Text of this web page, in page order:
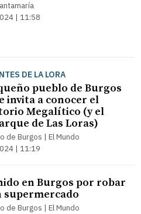
| 11:58
DE LA LORA
pueblo de Burgos
invita a conocer el
Megalítico (y el
de Las Loras)
de Burgos | El Mundo
| 11:19
en Burgos por robar
supermercado
de Burgos | El Mundo